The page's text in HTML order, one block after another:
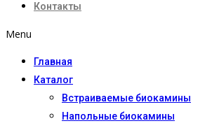
Контакты
Menu
Главная
Каталог
Встраиваемые биокамины
Напольные биокамины